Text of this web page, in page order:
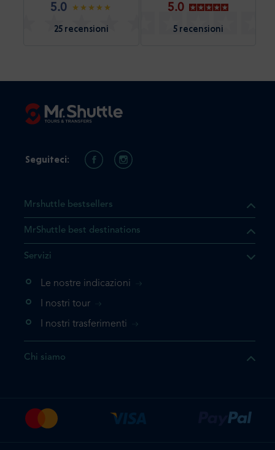
5.0
25 recensioni
5.0
5 recensioni
il prodotto che state
nuovamente, la
Mrshuttle bestsellers
MrShuttle best destinations
Servizi
Le nostre indicazioni
I nostri tour
I nostri trasferimenti
Chi siamo
Seguiteci: